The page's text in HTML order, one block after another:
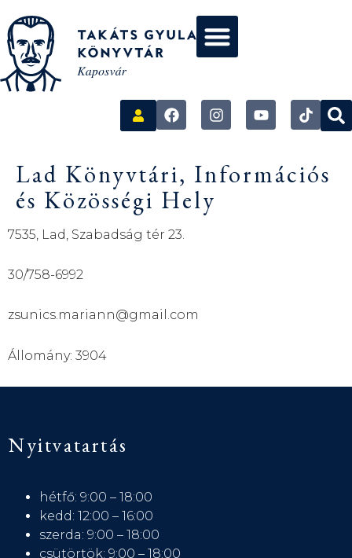
Lad Könyvtári, Információs
és Közösségi Hely
7535, Lad, Szabadság tér 23.
30/758-6992
zsunics.mariann@gmail.com
Állomány: 3904
Nyitvatartás
hétfő: 9:00 – 18:00
kedd: 12:00 – 16:00
szerda: 9:00 – 18:00
csütörtök: 9:00 – 18:00